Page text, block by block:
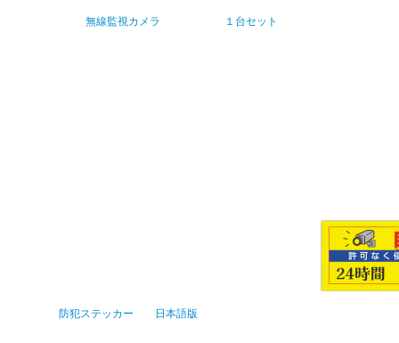
無線監視カメラ １台セット
防犯ステッカー 日本語版